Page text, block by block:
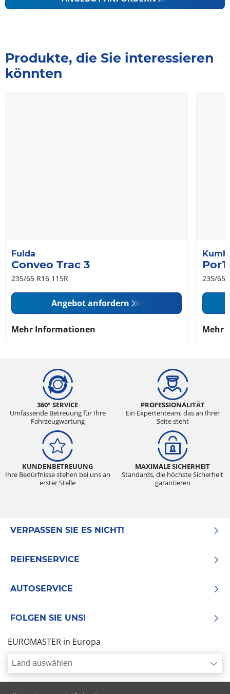
Produkte, die Sie interessieren
könnten
Fulda
Conveo Trac 3
235/65 R16 115R
Angebot anfordern
Mehr Informationen
235/65
Mehr
360° SERVICE
Umfassende Betreuung für Ihre
Fahrzeugwartung
PROFESSIONALITÄT
Ein Expertenteam, das an Ihrer
Seite steht
KUNDENBETREUUNG
Ihre Bedürfnisse stehen bei uns an
erster Stelle
MAXIMALE SICHERHEIT
Standards, die höchste Sicherheit
garantieren
VERPASSEN SIE ES NICHT!
REIFENSERVICE
AUTOSERVICE
FOLGEN SIE UNS!
EUROMASTER in Europa
Land auswählen